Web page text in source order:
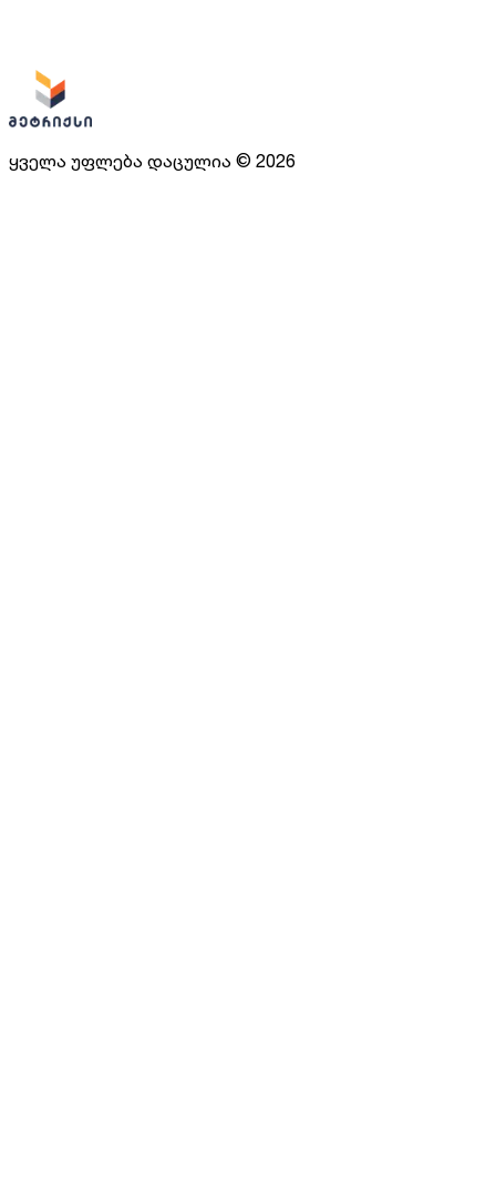
ყველა უფლება დაცულია © 2026